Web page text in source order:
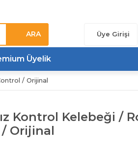
ARA Üye Girişi
Üyelik
/ Orijinal
Kontrol Kelebeği /
Orijinal